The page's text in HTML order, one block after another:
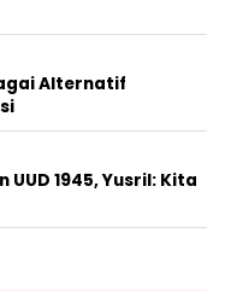
Alternatif
1945, Yusril: Kita